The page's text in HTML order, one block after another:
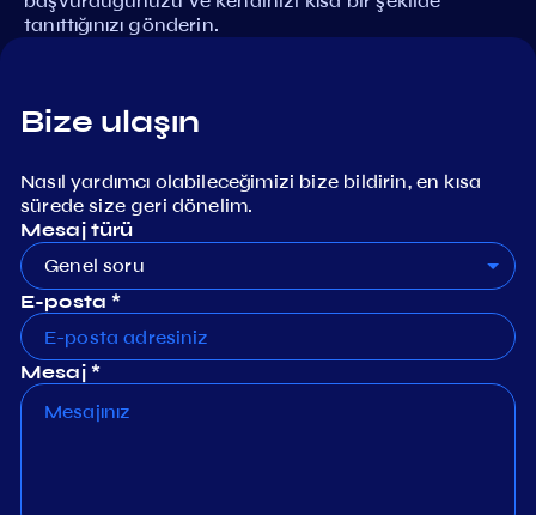
tanıttığınızı gönderin.
Bize ulaşın
Nasıl yardımcı olabileceğimizi bize bildirin, en kısa
sürede size geri dönelim.
Mesaj türü
Genel soru
E-posta *
Mesaj *